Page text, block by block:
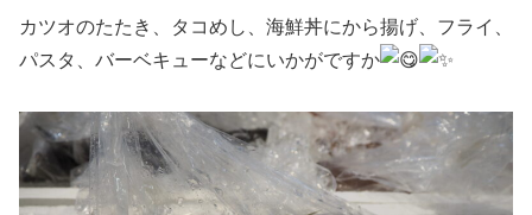
カツオのたたき、タコめし、海鮮丼にから揚げ、フライ、
パスタ、バーベキューなどにいかがですか